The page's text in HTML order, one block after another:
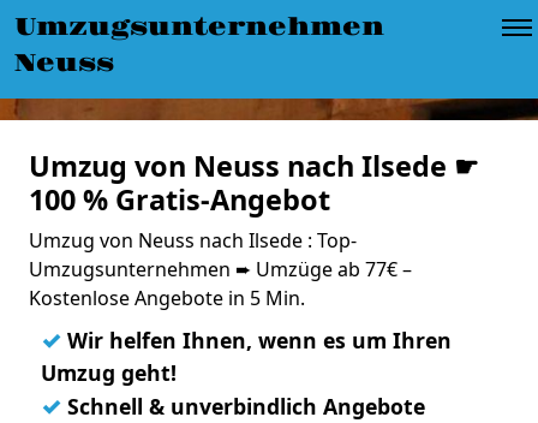
Umzugsunternehmen
Neuss
Umzug von Neuss nach Ilsede ☛
100 % Gratis-Angebot
Umzug von Neuss nach Ilsede : Top-
Umzugsunternehmen ➨ Umzüge ab 77€ –
Kostenlose Angebote in 5 Min.
✓ Wir helfen Ihnen, wenn es um Ihren
Umzug geht!
✓ Schnell & unverbindlich Angebote